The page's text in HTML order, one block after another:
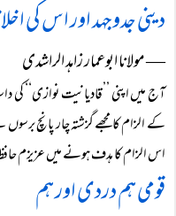
دینی جدوجہد اور اس کی
― مولانا ابوعمار زاہد الراشدی
آج میں اپنی ’’قادیانیت نوازی‘‘ کی
کے الزام کا مجھے گزشتہ چار پانچ
اس الزام کا ہدف ہونے میں عزیزم
قومی ہم دردی اور ہم